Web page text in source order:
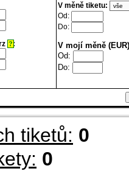
?
:
V měně tiketu:
Od:
Do:
V mojí měně
Od:
Do:
tiketů: 0
0